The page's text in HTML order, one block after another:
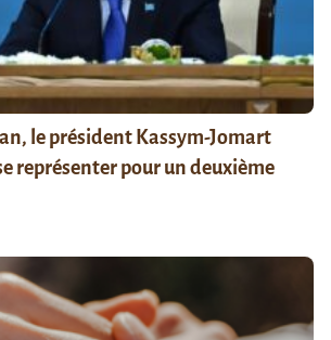
le président Kassym-Jomart
représenter pour un deuxième